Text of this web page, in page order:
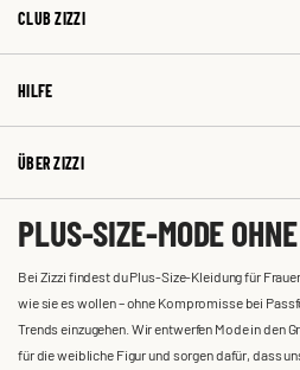
CLUB ZIZZI
HILFE
ÜBER ZIZZI
PLUS-SIZE-MODE
Bei Zizzi findest du Plus-Size-Kleidung für
wie sie es wollen – ohne Kompromisse bei
Trends einzugehen. Wir entwerfen Mode in den
für die weibliche Figur und sorgen dafür, dass